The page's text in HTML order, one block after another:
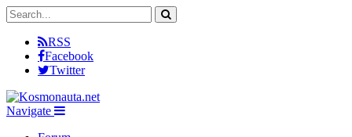
RSS
Facebook
Twitter
Navigate